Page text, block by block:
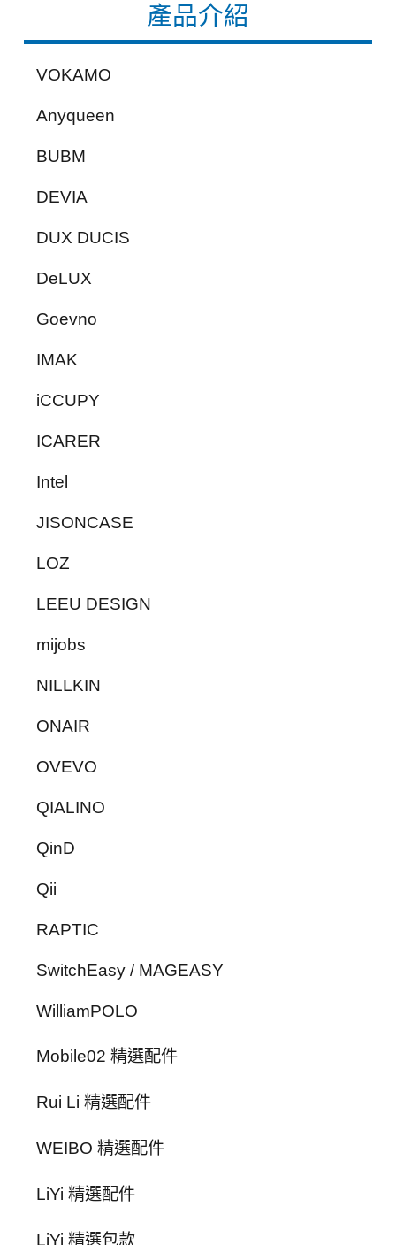
產品介紹
VOKAMO
Anyqueen
BUBM
DEVIA
DUX DUCIS
DeLUX
Goevno
IMAK
iCCUPY
ICARER
Intel
JISONCASE
LOZ
LEEU DESIGN
mijobs
NILLKIN
ONAIR
OVEVO
QIALINO
QinD
Qii
RAPTIC
SwitchEasy / MAGEASY
WilliamPOLO
Mobile02 精選配件
Rui Li 精選配件
WEIBO 精選配件
LiYi 精選配件
LiYi 精選包款